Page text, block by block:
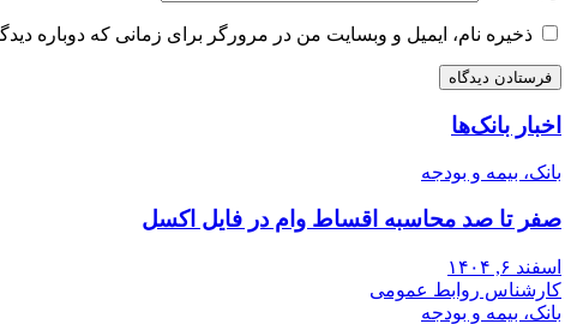
ذخیره نام، ایمیل و وبسایت من در مرورگر برای زمانی که دوباره
اخبار بانک‌ها
بانک، بیمه و بودجه
صفر تا صد محاسبه اقساط وام در فایل اکسل
اسفند ۶, ۱۴۰۴
کارشناس روابط عمومی
بانک، بیمه و بودجه